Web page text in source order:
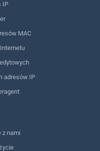
IP
MAC
adresów IP
z nami